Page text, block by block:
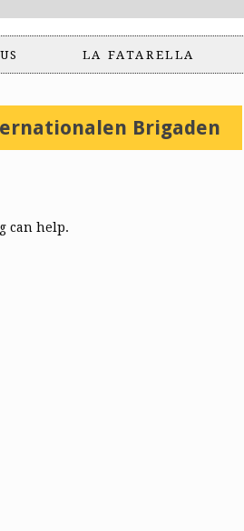
LA FATARELLA
Brigaden
can help.